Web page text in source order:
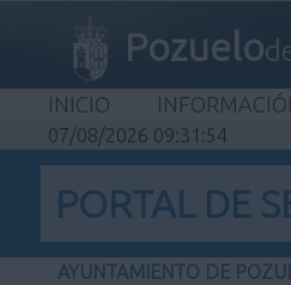
Pozuelo
INICIO
07/08/2026 09:31:54
PORTAL DE
AYUNTAMIENTO DE